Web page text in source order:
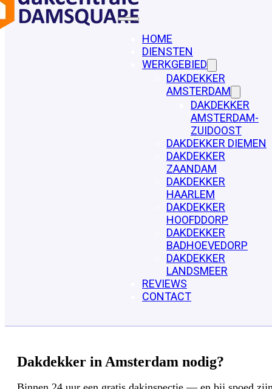
HOME
DIENSTEN
WERKGEBIED
DAKDEKKER
AMSTERDAM
DAKDEKKER
AMSTERDAM-
ZUIDOOST
DAKDEKKER DIEMEN
DAKDEKKER
ZAANDAM
DAKDEKKER
HAARLEM
DAKDEKKER
HOOFDDORP
DAKDEKKER
BADHOEVEDORP
DAKDEKKER
LANDSMEER
REVIEWS
CONTACT
Dakdekker in Amsterdam nodig?